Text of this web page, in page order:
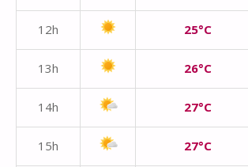
12h 25°C
13h 26°C
14h 27°C
15h 27°C